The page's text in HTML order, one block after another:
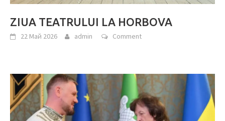
ZIUA TEATRULUI LA HORBOVA
22 Май 2026 admin Comment